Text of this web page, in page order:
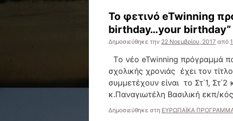
To φετινό eTwinning
birthday…your birthday”
Δημοσιεύθηκε την 22 Νοεμβρίου, 2017 από
Tο νέο eTwinning πρόγραμμά
σχολικής χρονιάς έχει τον
συμμετέχουν είναι το Στ΄1, Στ΄2
κ.Παναγιωτέλη Βασιλική εκπ/
Δημοσιεύθηκε στη ΕΥΡΩΠΑΪΚΑ